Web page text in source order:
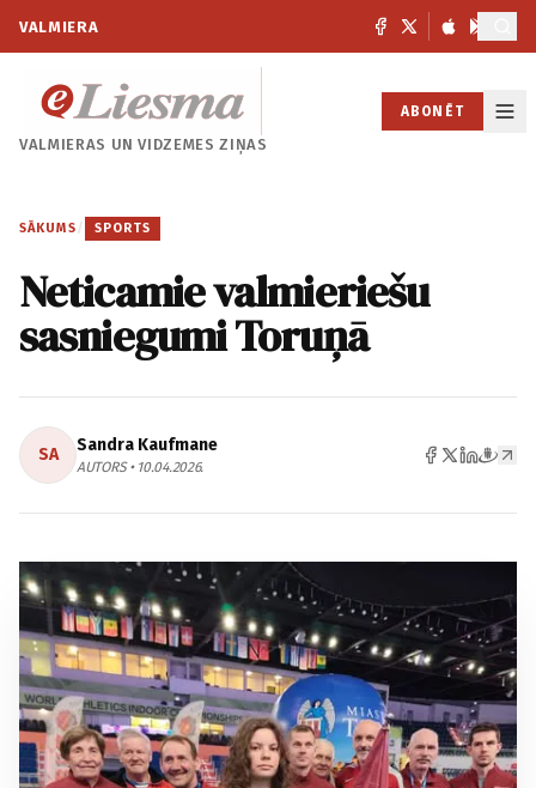
VALMIERA
VALMIERAS UNVIDZEMES ZIŅAS
ABONĒT
SĀKUMS / SPORTS
Neticamie valmieriešu
sasniegumi Toruņā
SA Sandra Kaufmane
AUTORS • 10.04.2026.